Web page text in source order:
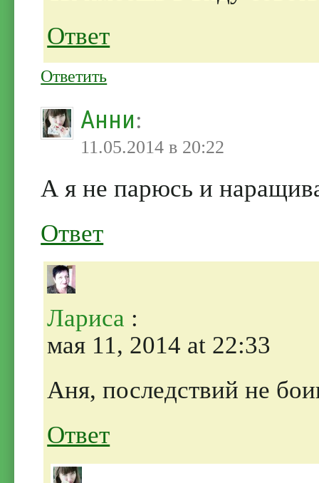
Ответ
Ответить
Анни:
11.05.2014 в 20:22
А я не парюсь и
Ответ
Лариса :
мая 11, 2014 at 22:33
Аня, последствий не
Ответ